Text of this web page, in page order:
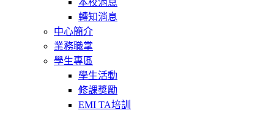
轉知消息
中心簡介
業務職掌
學生專區
學生活動
修課獎勵
EMI TA培訓